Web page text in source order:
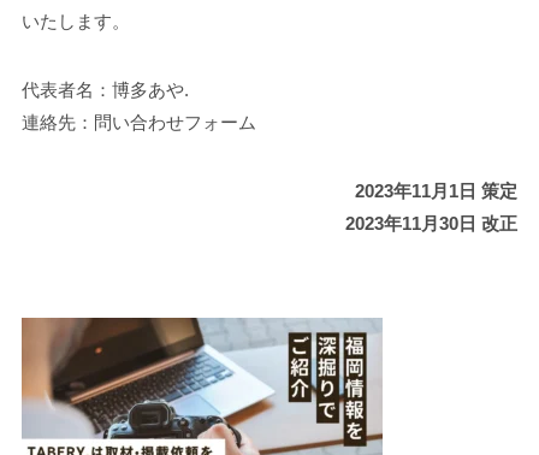
いたします。
代表者名：博多あや.
連絡先： 問い合わせフォーム
2023年11月1日 策定
2023年11月30日 改正